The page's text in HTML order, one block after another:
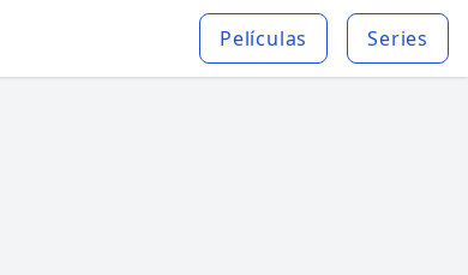
Películas Series